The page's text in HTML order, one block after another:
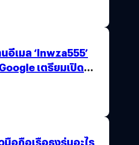
อีเมล ‘lnwza555’
เตรียมเปิด
อถือเรือธงรุ่นอะไร